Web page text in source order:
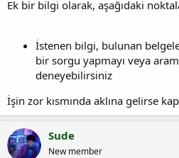
Ek bir bilgi olarak, aşağıdaki
İstenen bilgi, bulunan
bir sorgu yapmayı veya
deneyebilirsiniz
İşin zor kısmında aklına gelirse
Sude
New member